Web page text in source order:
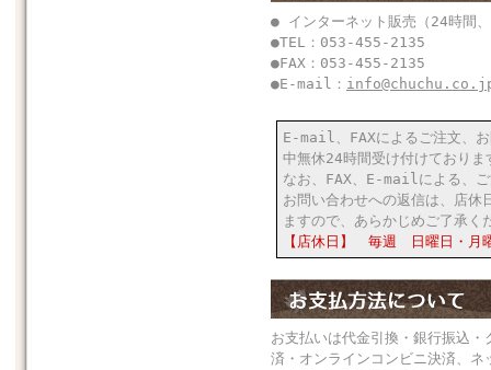
● インターネット販売（24時間
●TEL：053-455-2135
●FAX：053-455-2135
●E-mail：
E-mail、FAXによるご注文、
中無休24時間受け付けておりま
なお、FAX、E-mailによる、
お問い合わせへの返信は、店休
ますので、あらかじめご了承く
【店休日】 毎週 日曜日・月
お支払いは代金引換・銀行振込・
済・オンラインコンビニ決済、ネ